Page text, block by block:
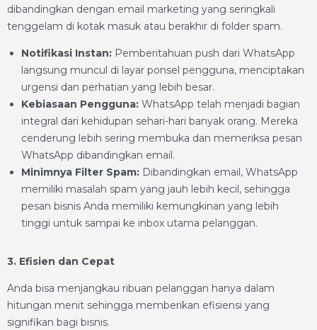
dibandingkan dengan email marketing yang seringkali
tenggelam di kotak masuk atau berakhir di folder spam.
Notifikasi Instan: Pemberitahuan push dari WhatsApp
langsung muncul di layar ponsel pengguna, menciptakan
urgensi dan perhatian yang lebih besar.
Kebiasaan Pengguna: WhatsApp telah menjadi bagian
integral dari kehidupan sehari-hari banyak orang. Mereka
cenderung lebih sering membuka dan memeriksa pesan
WhatsApp dibandingkan email.
Minimnya Filter Spam: Dibandingkan email, WhatsApp
memiliki masalah spam yang jauh lebih kecil, sehingga
pesan bisnis Anda memiliki kemungkinan yang lebih
tinggi untuk sampai ke inbox utama pelanggan.
3. Efisien dan Cepat
Anda bisa menjangkau ribuan pelanggan hanya dalam
hitungan menit sehingga memberikan efisiensi yang
signifikan bagi bisnis.